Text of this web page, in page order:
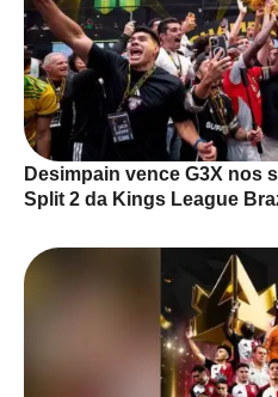
Desimpain vence G3X nos
Split 2 da Kings League